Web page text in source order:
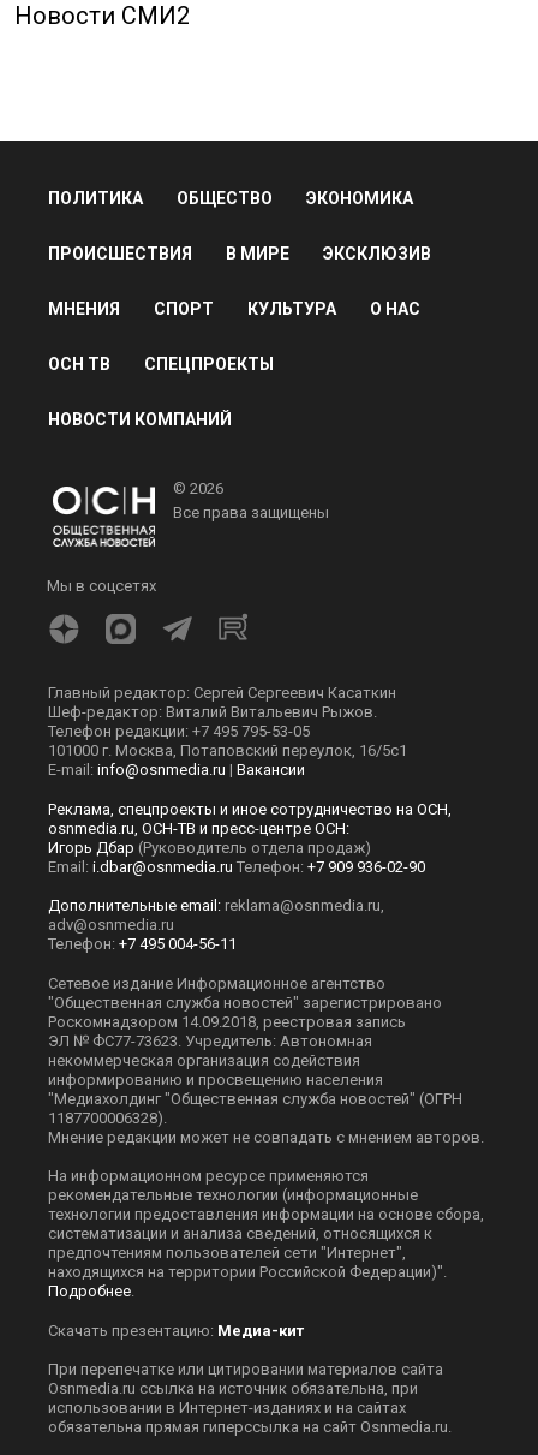
Новости СМИ2
ПОЛИТИКА ОБЩЕСТВО ЭКОНОМИКА
ПРОИСШЕСТВИЯ В МИРЕ ЭКСКЛЮЗИВ
МНЕНИЯ СПОРТ КУЛЬТУРА О НАС
ОСН ТВ СПЕЦПРОЕКТЫ
НОВОСТИ КОМПАНИЙ
© 2026
Все права защищены
Мы в соцсетях
Главный редактор: Сергей Сергеевич Касаткин
Шеф-редактор: Виталий Витальевич Рыжов.
Телефон редакции: +7 495 795-53-05
101000 г. Москва, Потаповский переулок, 16/5с1
E-mail: info@osnmedia.ru | Вакансии
Реклама, спецпроекты и иное сотрудничество на ОСН,
osnmedia.ru, ОСН-ТВ и пресс-центре ОСН:
Игорь Дбар (Руководитель отдела продаж)
Email: i.dbar@osnmedia.ru Телефон: +7 909 936-02-90
Дополнительные email: reklama@osnmedia.ru,
adv@osnmedia.ru
Телефон: +7 495 004-56-11
Сетевое издание Информационное агентство
"Общественная служба новостей" зарегистрировано
Роскомнадзором 14.09.2018, реестровая запись
ЭЛ № ФС77-73623. Учредитель: Автономная
некоммерческая организация содействия
информированию и просвещению населения
"Медиахолдинг "Общественная служба новостей" (ОГРН
1187700006328).
Мнение редакции может не совпадать с мнением авторов.
На информационном ресурсе применяются
рекомендательные технологии (информационные
технологии предоставления информации на основе сбора,
систематизации и анализа сведений, относящихся к
предпочтениям пользователей сети "Интернет",
находящихся на территории Российской Федерации)".
Подробнее.
Скачать презентацию: Медиа-кит
При перепечатке или цитировании материалов сайта
Оsnmedia.ru ссылка на источник обязательна, при
использовании в Интернет-изданиях и на сайтах
обязательна прямая гиперссылка на сайт Оsnmedia.ru.